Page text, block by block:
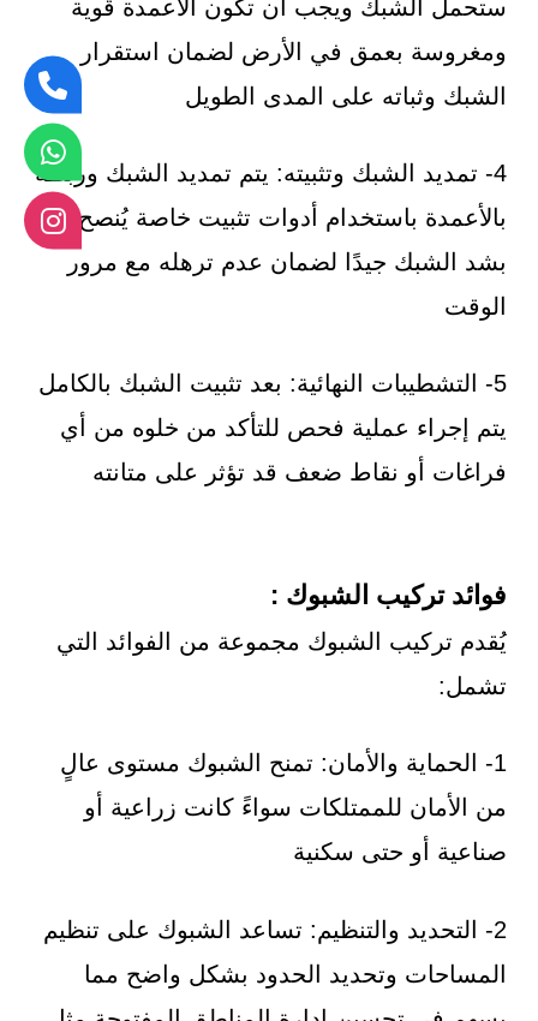
ستحمل الشبك ويجب أن تكون الأعمدة قوية
ومغروسة بعمق في الأرض لضمان استقرار
الشبك وثباته على المدى الطويل
4- تمديد الشبك وتثبيته: يتم تمديد الشبك وربطه
بالأعمدة باستخدام أدوات تثبيت خاصة يُنصح
بشد الشبك جيدًا لضمان عدم ترهله مع مرور
الوقت
5- التشطيبات النهائية: بعد تثبيت الشبك بالكامل
يتم إجراء عملية فحص للتأكد من خلوه من أي
فراغات أو نقاط ضعف قد تؤثر على متانته
فوائد تركيب الشبوك :
يُقدم تركيب الشبوك مجموعة من الفوائد التي
تشمل:
1- الحماية والأمان: تمنح الشبوك مستوى عالٍ
من الأمان للممتلكات سواءً كانت زراعية أو
صناعية أو حتى سكنية
2- التحديد والتنظيم: تساعد الشبوك على تنظيم
المساحات وتحديد الحدود بشكل واضح مما